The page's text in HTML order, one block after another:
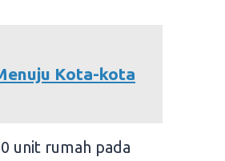
Kota-kota
unit rumah pada